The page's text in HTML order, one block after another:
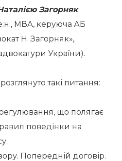
Загорняк
МВА, керуюча АБ
Н. Загорняк»,
України).
такі питання:
регулювання, що полягає
поведінки на
Попередній договір.